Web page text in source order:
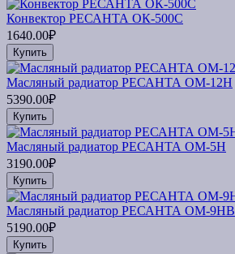
Конвектор РЕСАНТА ОК-500С
1640.00₽
Купить
Масляный радиатор РЕСАНТА ОМ-12Н
5390.00₽
Купить
Масляный радиатор РЕСАНТА ОМ-5Н
3190.00₽
Купить
Масляный радиатор РЕСАНТА ОМ-9НВ
5190.00₽
Купить